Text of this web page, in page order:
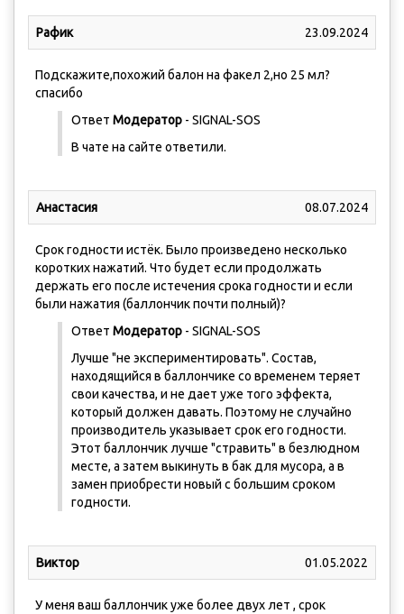
Рафик 23.09.2024
Подскажите,похожий балон на факел 2,но 25 мл?
спасибо
Ответ Модератор - SIGNAL-SOS
В чате на сайте ответили.
Анастасия 08.07.2024
Срок годности истёк. Было произведено несколько
коротких нажатий. Что будет если продолжать
держать его после истечения срока годности и если
были нажатия (баллончик почти полный)?
Ответ Модератор - SIGNAL-SOS
Лучше "не экспериментировать". Состав,
находящийся в баллончике со временем теряет
свои качества, и не дает уже того эффекта,
который должен давать. Поэтому не случайно
производитель указывает срок его годности.
Этот баллончик лучше "стравить" в безлюдном
месте, а затем выкинуть в бак для мусора, а в
замен приобрести новый с большим сроком
годности.
Виктор 01.05.2022
У меня ваш баллончик уже более двух лет , срок